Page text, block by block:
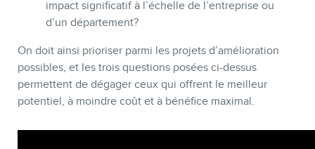
impact significatif à l’échelle de l’entreprise ou
d’un département?
On doit ainsi prioriser parmi les projets d’amélioration
possibles, et les trois questions posées ci-dessus
permettent de dégager ceux qui offrent le meilleur
potentiel, à moindre coût et à bénéfice maximal.